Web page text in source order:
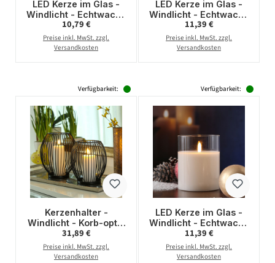
LED Kerze im Glas -
Windlicht - Echtwachs
- flackernde 3D
Flamme - Timer - H:
15cm - rauchgrau
Regulärer Preis:
10,79 €
Preise inkl. MwSt. zzgl.
Versandkosten
LED Kerze im Glas -
Windlicht - Echtwachs
- flackernde 3D
Flamme - Timer - H:
17,5cm - rauchgrau
Regulärer Preis:
11,39 €
Preise inkl. MwSt. zzgl.
Versandkosten
Verfügbarkeit:
Kerzenhalter -
Windlicht - Korb-optik
- Metall - H: 18cm, H:
15,5cm - oval-
schwarz - 2er Set
Regulärer Preis:
31,89 €
Preise inkl. MwSt. zzgl.
Versandkosten
Verfügbarkeit:
LED Kerze im Glas -
Windlicht - Echtwachs
- flackernde 3D
Flamme - Timer - H:
12,5cm - D: 10cm
Regulärer Preis:
11,39 €
Preise inkl. MwSt. zzgl.
Versandkosten